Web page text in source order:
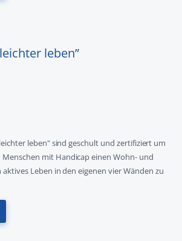
leben”
leben" sind geschult und zertifiziert um
mit Handicap einen Wohn- und
Leben in den eigenen vier Wänden zu